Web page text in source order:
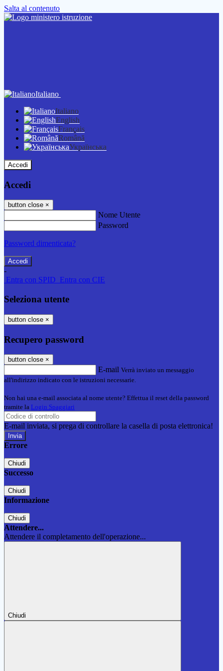
Salta al contenuto
Italiano
Italiano
English
Français
Română
Українська
Accedi
Accedi
button close ×
Nome Utente
Password
Password dimenticata?
-
Entra con SPID Entra con CIE
Seleziona utente
button close ×
Recupero password
button close ×
E-mail Verrà inviato un messaggio
all'indirizzo indicato con le istruzioni necessarie.
Non hai una e-mail associata al nome utente? Effettua il reset della password
tramite la Login Spaggiari
E-mail inviata, si prega di controllare la casella di posta elettronica!
Errore
Chiudi
Successo
Chiudi
Informazione
Chiudi
Attendere...
Attendere il completamento dell'operazione...
Chiudi